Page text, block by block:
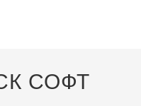
СОФТ